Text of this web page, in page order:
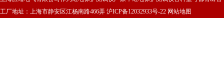
工厂地址：上海市静安区江杨南路466弄 沪ICP备12032933号-22 网站地图